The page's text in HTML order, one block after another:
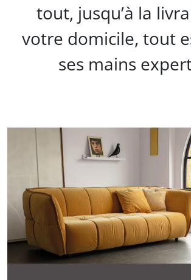
tout, jusqu’à la
votre domicile, tout
ses mains